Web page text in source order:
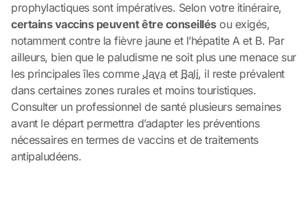
prophylactiques sont impératives. Selon votre itinéraire,
certains vaccins peuvent être conseillésou exigés,
notamment contre la fièvre jaune et l’hépatite A et B. Par
ailleurs, bien que le paludisme ne soit plus une menace sur
les principales îles commeJava et Bali, il reste prévalent
dans certaines zones rurales et moins touristiques.
Consulter un professionnel de santé plusieurs semaines
avant le départ permettra d’adapter les préventions
nécessaires en termes de vaccins et de traitements
antipaludéens.